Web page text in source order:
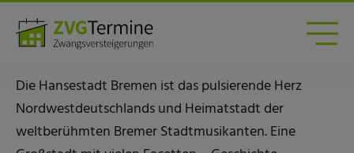
Zwangsversteigerungen am Amtsgericht Bremen
Amtsgericht Bremen
Die Hansestadt Bremen ist das pulsierende Herz
Nordwestdeutschlands und Heimatstadt der
weltberühmten Bremer Stadtmusikanten. Eine